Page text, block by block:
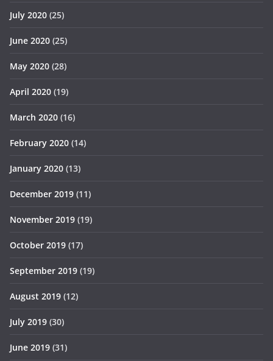
July 2020 (25)
June 2020 (25)
May 2020 (28)
April 2020 (19)
March 2020 (16)
February 2020 (14)
January 2020 (13)
December 2019 (11)
November 2019 (19)
October 2019 (17)
September 2019 (19)
August 2019 (12)
July 2019 (30)
June 2019 (31)